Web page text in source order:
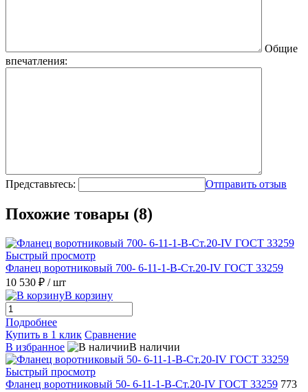
Общие
впечатления:
Представьтесь: Отправить отзыв
Похожие товары (8)
Быстрый просмотр
Фланец воротниковый 700- 6-11-1-B-Ст.20-IV ГОСТ 33259
10 530 ₽ / шт
В корзину
Подробнее
Купить в 1 клик Сравнение
В избранное
В наличии
Быстрый просмотр
Фланец воротниковый 50- 6-11-1-В-Ст.20-IV ГОСТ 33259 773